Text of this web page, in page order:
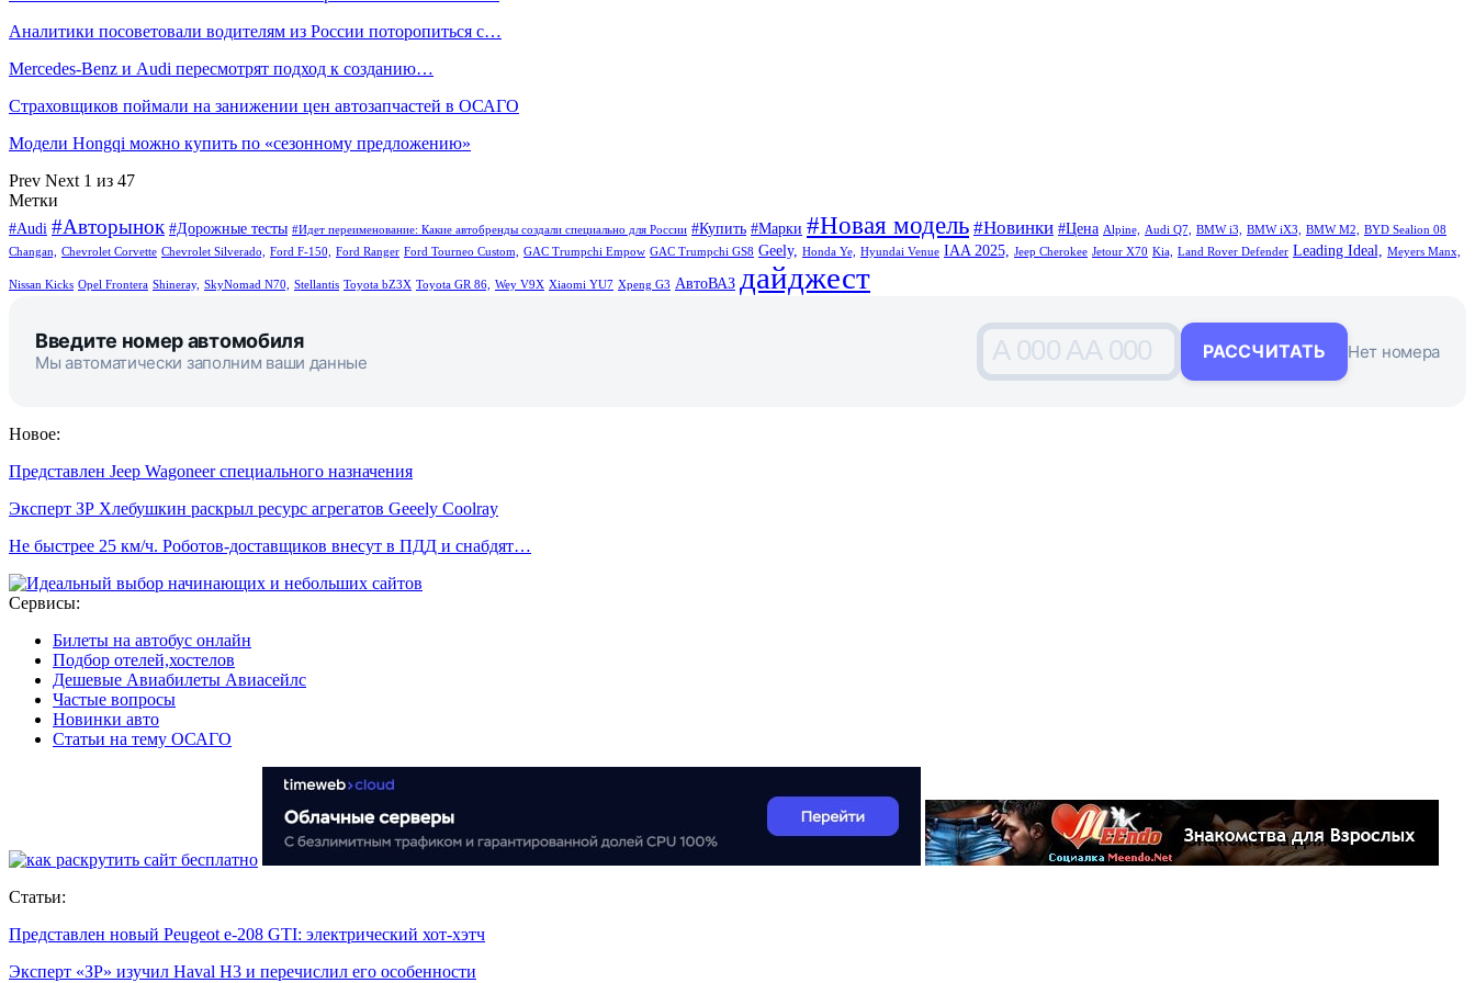
Аналитики посоветовали водителям из России поторопиться с…
Mercedes-Benz и Audi пересмотрят подход к созданию…
Cтраховщиков поймали на занижении цен автозапчастей в ОСАГО
Модели Hongqi можно купить по «сезонному предложению»
Prev Next 1 из 47
Метки
#Audi #Авторынок #Дорожные тесты #Идет переименование: Какие автобренды создали специально для России #Купить #Марки #Новая модель #Новинки #Цена Alpine, Audi Q7, BMW i3, BMW iX3, BMW M2,
BYD Sealion 08
Changan,
Chevrolet Corvette Chevrolet Silverado, Ford F-150, Ford Ranger Ford Tourneo Custom, GAC Trumpchi Empow GAC Trumpchi GS8 Geely, Honda Ye, Hyundai Venue IAA 2025, Jeep Cherokee Jetour X70 Kia, Land Rover Defender Leading Ideal, Meyers Manx,
Nissan Kicks Opel Frontera Shineray, SkyNomad N70, Stellantis Toyota bZ3X Toyota GR 86, Wey V9X Xiaomi YU7 Xpeng G3 АвтоВАЗ дайджест
Введите номер автомобиля
Мы автоматически заполним ваши данные A 000 AA 000 РАССЧИТАТЬ Нет номера
Новое:
Представлен Jeep Wagoneer специального назначения
Эксперт ЗР Хлебушкин раскрыл ресурс агрегатов Geeely Coolray
Не быстрее 25 км/ч. Роботов-доставщиков внесут в ПДД и снабдят…
Сервисы:
Билеты на автобус онлайн
Подбор отелей,хостелов
Дешевые Авиабилеты Авиасейлс
Частые вопросы
Новинки авто
Статьи на тему ОСАГО
Статьи:
Представлен новый Peugeot e-208 GTI: электрический хот-хэтч
Эксперт «ЗР» изучил Haval H3 и перечислил его особенности